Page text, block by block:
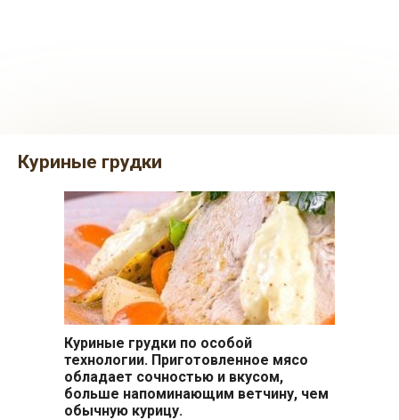
куриные грудки
Вторые блюда
Куриные грудки по особой
технологии. Приготовленное мясо
обладает сочностью и вкусом,
больше напоминающим ветчину, чем
обычную курицу.